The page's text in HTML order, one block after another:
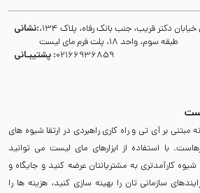
نشانی:تهران، خیابان آزادی، روبروی خیابان دکتر قریب، جنب بانک رفاه، پلاک 134،
طبقه سوم، واحد 18، پلت فرم مای لیست
پشتیبـانی :02166936859
بر آی تی و راه کاری راهبردی در ارتقا شیوه های
با استفاده از ابزارهای مای لیست می توانید
کارآمدتری به مشتریانتان عرضه کنید و جایگاه و
سازمانی تان را بهینه سازی کنید، هزینه ها را